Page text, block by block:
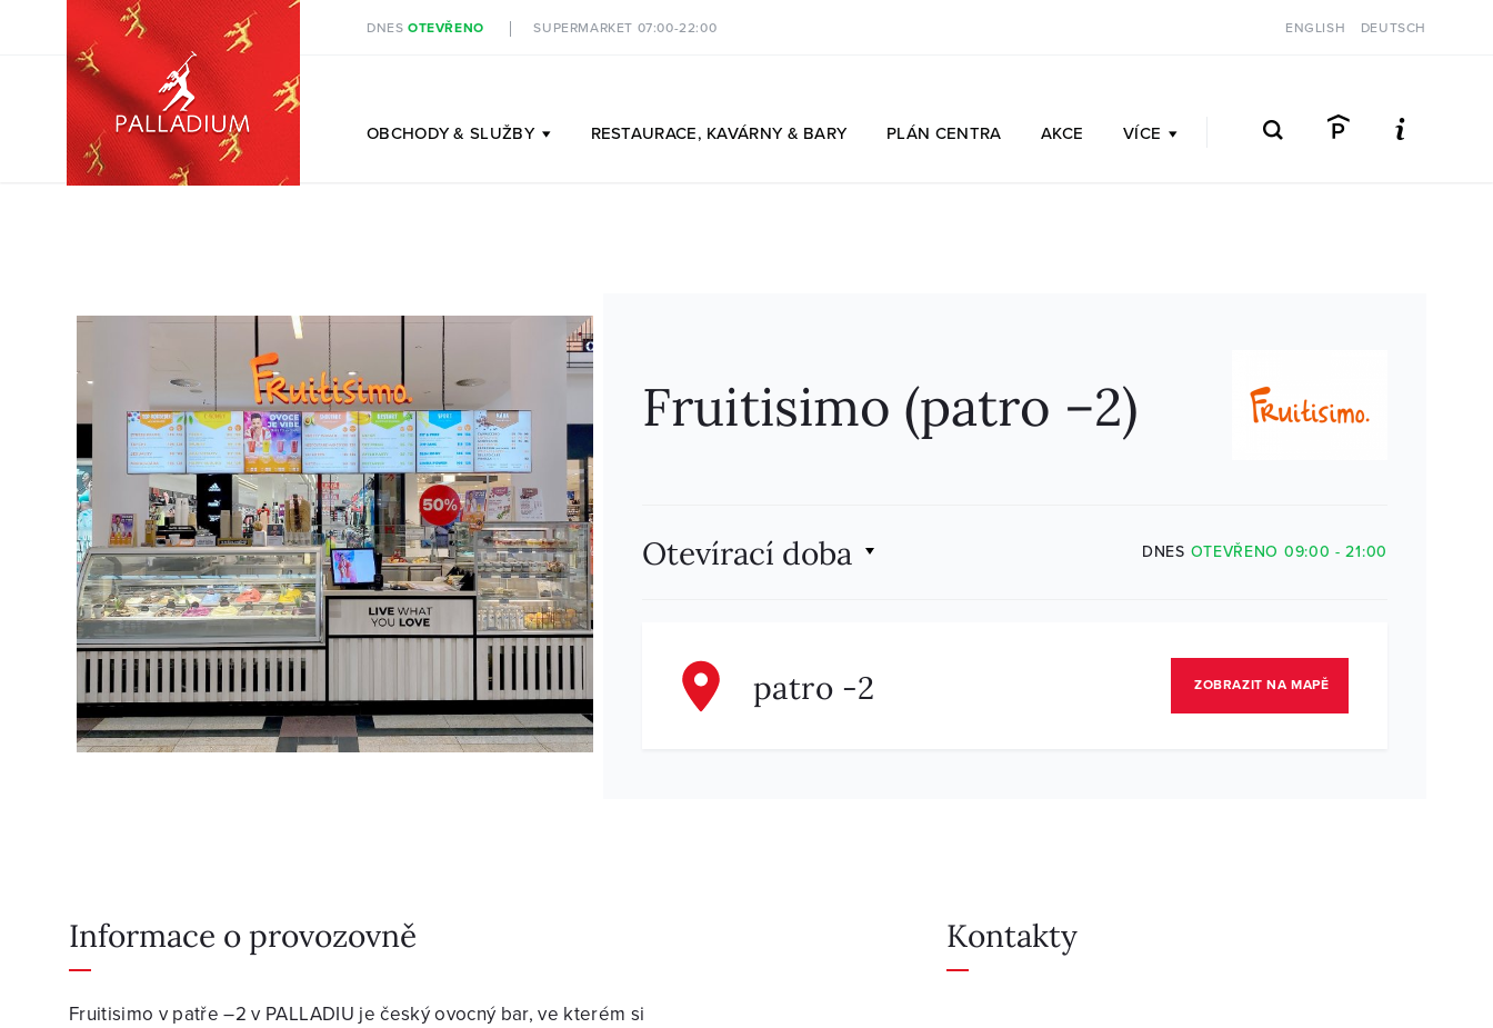
DNES OTEVŘENO SUPERMARKET 07:00-22:00 ENGLISH DEUTSCH
CS
OBCHODY& SLUŽBY RESTAURACE, KAVÁRNY & BARY PLÁN CENTRA AKCE VÍCE
Fruitisimo (patro –2)
Otevírací doba DNES OTEVŘENO 09:00 - 21:00
patro -2 ZOBRAZIT NA MAPĚ
Informace o provozovně
Fruitisimo v patře –2 v PALLADIU je český ovocný bar, ve kterém si
Kontakty